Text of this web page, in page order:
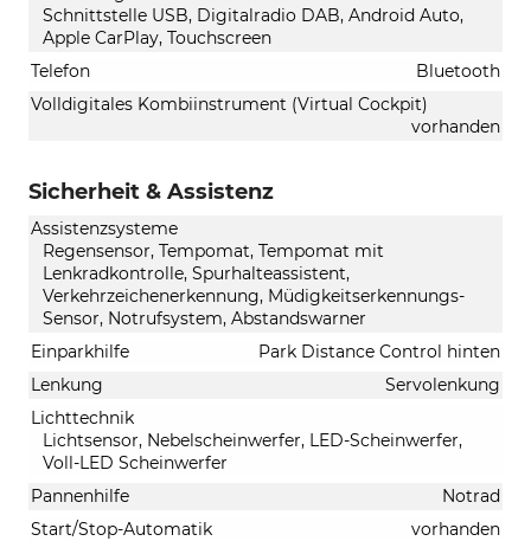
Schnittstelle USB, Digitalradio DAB, Android Auto,
Apple CarPlay, Touchscreen
Telefon
Bluetooth
Volldigitales Kombiinstrument (Virtual Cockpit)
vorhanden
Sicherheit & Assistenz
Assistenzsysteme
Regensensor, Tempomat, Tempomat mit
Lenkradkontrolle, Spurhalteassistent,
Verkehrzeichenerkennung, Müdigkeitserkennungs-
Sensor, Notrufsystem, Abstandswarner
Einparkhilfe
Park Distance Control hinten
Lenkung
Servolenkung
Lichttechnik
Lichtsensor, Nebelscheinwerfer, LED-Scheinwerfer,
Voll-LED Scheinwerfer
Pannenhilfe
Notrad
Start/Stop-Automatik
vorhanden